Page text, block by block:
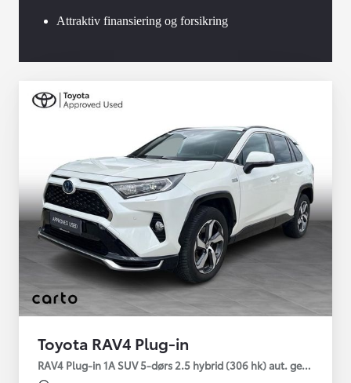
Attraktiv finansiering og forsikring
Toyota RAV4 Plug-in
RAV4 Plug-in 1A SUV 5-dørs 2.5 hybrid (306 hk) aut. gear AWD-i